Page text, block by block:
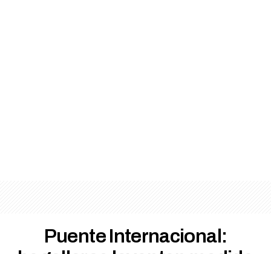
Puente Internacional: